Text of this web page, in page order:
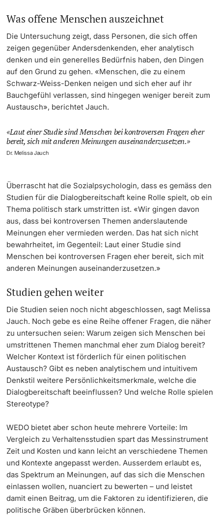
Was offene Menschen auszeichnet
Die Untersuchung zeigt, dass Personen, die sich offen
zeigen gegenüber Andersdenkenden, eher analytisch
denken und ein generelles Bedürfnis haben, den Dingen
auf den Grund zu gehen. «Menschen, die zu einem
Schwarz-Weiss-Denken neigen und sich eher auf ihr
Bauchgefühl verlassen, sind hingegen weniger bereit zum
Austausch», berichtet Jauch.
Laut einer Studie sind Menschen bei kontroversen Fragen eher
bereit, sich mit anderen Meinungen auseinanderzusetzen.
Dr. Melissa Jauch
Überrascht hat die Sozialpsychologin, dass es gemäss den
Studien für die Dialogbereitschaft keine Rolle spielt, ob ein
Thema politisch stark umstritten ist. «Wir gingen davon
aus, dass bei kontroversen Themen anderslautende
Meinungen eher vermieden werden. Das hat sich nicht
bewahrheitet, im Gegenteil: Laut einer Studie sind
Menschen bei kontroversen Fragen eher bereit, sich mit
anderen Meinungen auseinanderzusetzen.»
Studien gehen weiter
Die Studien seien noch nicht abgeschlossen, sagt Melissa
Jauch. Noch gebe es eine Reihe offener Fragen, die näher
zu untersuchen seien: Warum zeigen sich Menschen bei
umstrittenen Themen manchmal eher zum Dialog bereit?
Welcher Kontext ist förderlich für einen politischen
Austausch? Gibt es neben analytischem und intuitivem
Denkstil weitere Persönlichkeitsmerkmale, welche die
Dialogbereitschaft beeinflussen? Und welche Rolle spielen
Stereotype?
WEDO bietet aber schon heute mehrere Vorteile: Im
Vergleich zu Verhaltensstudien spart das Messinstrument
Zeit und Kosten und kann leicht an verschiedene Themen
und Kontexte angepasst werden. Ausserdem erlaubt es,
das Spektrum an Meinungen, auf das sich die Menschen
einlassen wollen, nuanciert zu bewerten – und leistet
damit einen Beitrag, um die Faktoren zu identifizieren, die
politische Gräben überbrücken können.